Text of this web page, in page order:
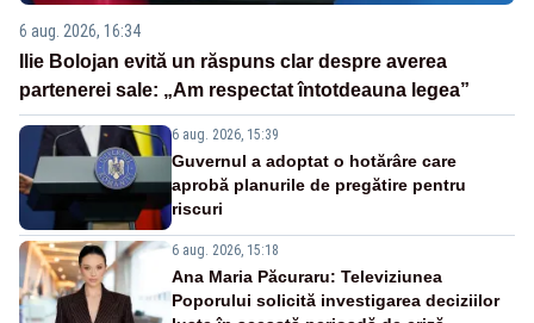
6 aug. 2026, 16:34
Ilie Bolojan evită un răspuns clar despre averea
partenerei sale: „Am respectat întotdeauna legea”
6 aug. 2026, 15:39
Guvernul a adoptat o hotărâre care
aprobă planurile de pregătire pentru
riscuri
6 aug. 2026, 15:18
Ana Maria Păcuraru: Televiziunea
Poporului solicită investigarea deciziilor